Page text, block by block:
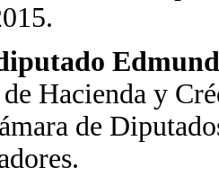
Hacienda y
de